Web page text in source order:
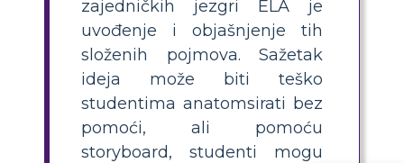
zajedničkih jezgri ELA je
uvođenje i objašnjenje tih
složenih pojmova. Sažetak
ideja može biti teško
studentima anatomsirati bez
pomoći, ali pomoću
storyboard, studenti mogu